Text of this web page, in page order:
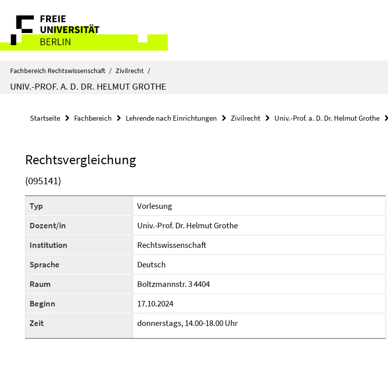
direkt
Inhalt
Service-
Navigation
Fachbereich Rechtswissenschaft / Zivilrecht /
UNIV.-PROF. A. D. DR. HELMUT GROTHE
Startseite Fachbereich Lehrende nach Einrichtungen Zivilrecht Univ.-Prof. a. D. Dr. Helmut Grothe
Rechtsvergleichung
(095141)
Typ
Vorlesung
Dozent/in
Univ.-Prof. Dr. Helmut Grothe
Institution
Rechtswissenschaft
Sprache
Deutsch
Raum
Boltzmannstr. 3 4404
Beginn
17.10.2024
Zeit
donnerstags, 14.00-18.00 Uhr